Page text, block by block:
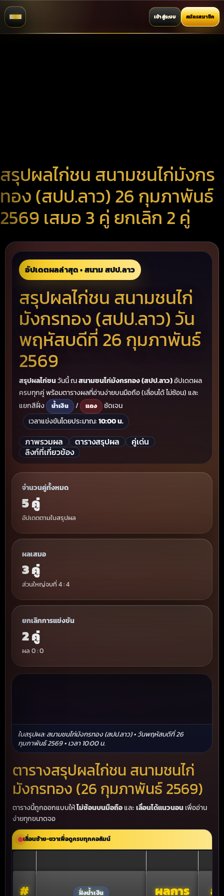
เข้าสู่ระบบ สมัครสมาชิก
สรุปผลไก่ชน สนามชนไก่มังกร
ทอง (สปป.ลาว) 26 กุมภาพันธ์
2569 เสมอ 3 คู่ ยกเลิก 2 คู่
อัปเดตผลล่าสุด • สนาม สปป.ลาว
สรุปผลไก่ชน สนามชนไก่
มังกรทอง (สปป.ลาว) วัน
พฤหัสบดีที่ 26 กุมภาพันธ์
2569
สรุปผลไก่ชนวันนี้ ณสนามชนไก่มังกรทอง (สปป.ลาว)อัปเดตผล
ครบทุกคู่ พร้อมตารางผลที่อ่านง่ายบนมือถือ (เลื่อนได้ ไม่ซ้อน) และ
แยกสีฝั่ง
น้ำเงิน / แดง
ชัดเจน
เวลาแข่งขันโดยประมาณ:10:00 น.
ภาพรวมผล ตารางสรุปผล
คู่เด่น
ลิงก์ที่เกี่ยวข้อง
จำนวนคู่ทั้งหมด
5 คู่
อัปเดตตามใบสรุปผล
ผลเสมอ
3 คู่
ส่วนใหญ่จบที่ 4 : 4
ยกเลิกการแข่งขัน
2 คู่
ผล 0 : 0
ใบสรุปผล: สนามชนไก่มังกรทอง (สปป.ลาว) • วันพฤหัสบดีที่ 26
กุมภาพันธ์ 2569 • เวลา 10:00 น.
ตารางสรุปผลไก่ชน สนามชนไก่
มังกรทอง (26 กุมภาพันธ์ 2569)
ตารางนี้ถูกออกแบบให้ไม่ซ้อนบนมือถือและ เลื่อนได้แนวนอน เพื่ออ่าน
ง่ายทุกขนาดจอ
เลื่อนซ้าย-ขวาเพื่อดูครบทุกคอลัมน์
# ฝั่งน้ำเงิน ผลการ ส